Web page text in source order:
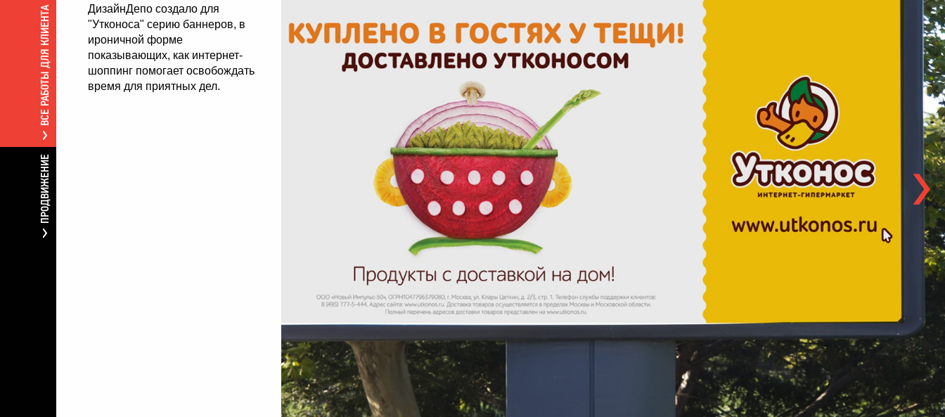
ВСЕ РАБОТЫ ДЛЯ КЛИЕНТА
ПРОДВИЖЕНИЕ
ДизайнДепо создало для
"Утконоса" серию баннеров, в
ироничной форме
показывающих, как интернет-
шоппинг помогает освобождать
время для приятных дел.